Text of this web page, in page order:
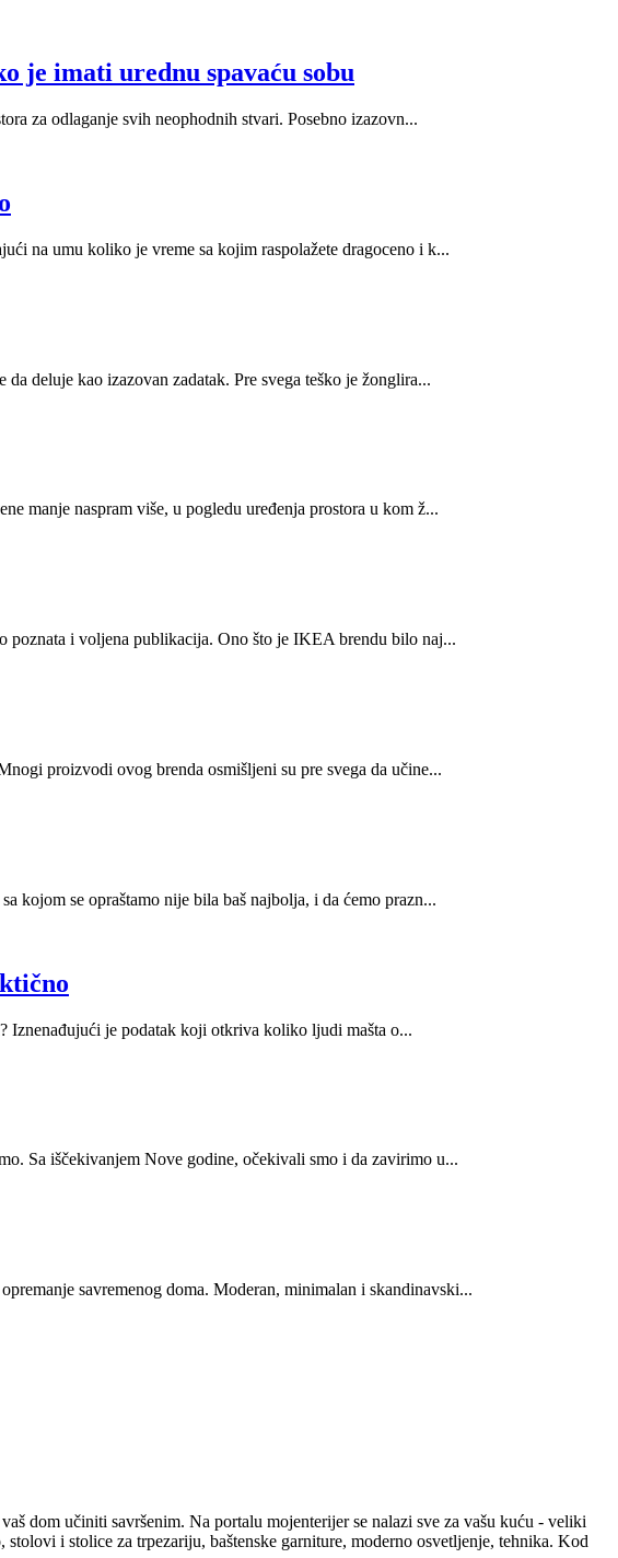
je imati urednu spavaću sobu
za odlaganje svih neophodnih stvari. Posebno izazovn...
na umu koliko je vreme sa kojim raspolažete dragoceno i k...
deluje kao izazovan zadatak. Pre svega teško je žonglira...
manje naspram više, u pogledu uređenja prostora u kom ž...
poznata i voljena publikacija. Ono što je IKEA brendu bilo naj...
proizvodi ovog brenda osmišljeni su pre svega da učine...
kojom se opraštamo nije bila baš najbolja, i da ćemo prazn...
Iznenađujući je podatak koji otkriva koliko ljudi mašta o...
Sa iščekivanjem Nove godine, očekivali smo i da zavirimo u...
savremenog doma. Moderan, minimalan i skandinavski...
dom učiniti savršenim. Na portalu mojenterijer se nalazi sve za vašu kuću - veliki
i stolice za trpezariju, baštenske garniture, moderno osvetljenje, tehnika. Kod